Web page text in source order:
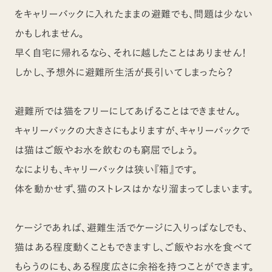
をキャリーバックに入れたままの避難でも、問題は少ない
かもしれません。
早く自宅に帰れるなら、それに越したことはありません！
しかし、予想外に避難所生活が長引いてしまったら？
避難所では猫をフリーにしてあげることはできません。
キャリーバックの大きさにもよりますが、キャリーバックで
は猫はご飯やお水を飲むのも窮屈でしょう。
なによりも、キャリーバックは狭い『箱』です。
体を動かせず、猫のストレスはかなり溜まってしまいます。
ケージであれば、避難生活でケージに入りっぱなしでも、
猫はある程度動くこともできますし、ご飯やお水を食べて
もらうのにも、ある程度広さに余裕を持つことができます。